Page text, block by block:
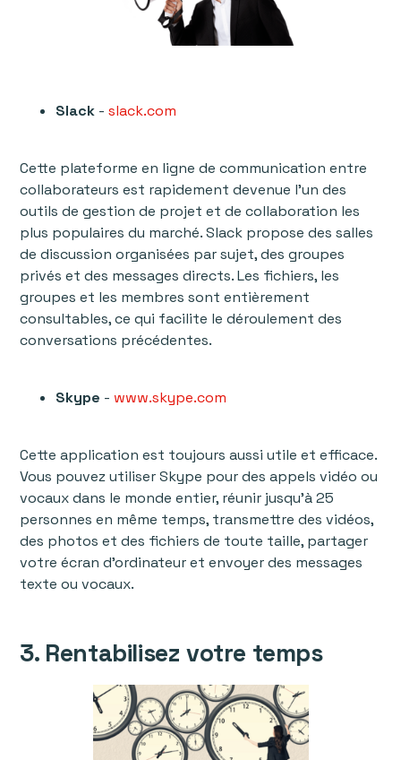
Slack -slack.com
Cette plateforme en ligne de communication entre
collaborateurs est rapidement devenue l'un des
outils de gestion de projet et de collaboration les
plus populaires du marché. Slack propose des salles
de discussion organisées par sujet, des groupes
privés et des messages directs. Les fichiers, les
groupes et les membres sont entièrement
consultables, ce qui facilite le déroulement des
conversations précédentes.
Skype - www.skype.com
Cette application est toujours aussi utile et efficace.
Vous pouvez utiliser Skype pour des appels vidéo ou
vocaux dans le monde entier, réunir jusqu'à 25
personnes en même temps, transmettre des vidéos,
des photos et des fichiers de toute taille, partager
votre écran d'ordinateur et envoyer des messages
texte ou vocaux.
3. Rentabilisez votre temps